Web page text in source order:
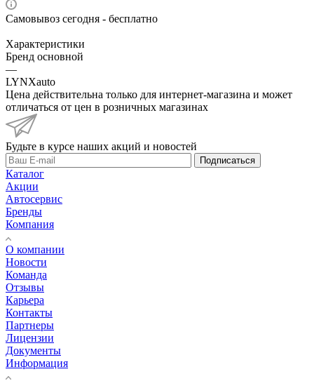
Самовывоз сегодня - бесплатно
Характеристики
Бренд основной
—
LYNXauto
Цена действительна только для интернет-магазина и может
отличаться от цен в розничных магазинах
Будьте в курсе наших акций и новостей
Подписаться
Каталог
Акции
Автосервис
Бренды
Компания
О компании
Новости
Команда
Отзывы
Карьера
Контакты
Партнеры
Лицензии
Документы
Информация